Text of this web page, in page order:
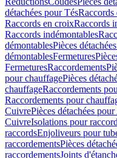
détachées pour TésRaccords
Raccords en croixRaccords
Raccords indémontables
démontablesPièces
démontablesFermetures
FermeturesRaccordements
pour chauffagePièces
chauffageRaccordements
Raccordements pour
CuivrePièces détachées
CuivreIsolations pour
raccordsEnjoliveurs pour
raccordementsPièces
raccordementsJoints